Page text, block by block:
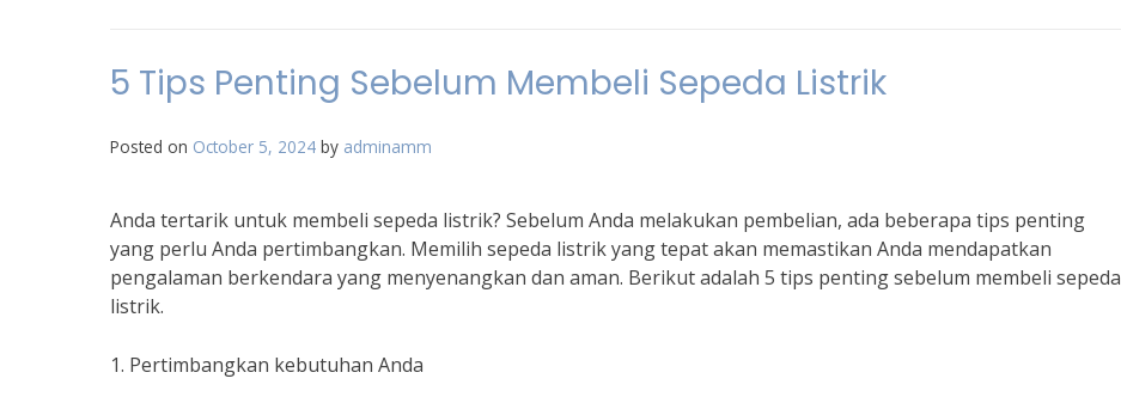
5 Tips Penting Sebelum Membeli Sepeda Listrik
Posted on October 5, 2024 by adminamm
Anda tertarik untuk membeli sepeda listrik? Sebelum Anda melakukan pembelian, ada beberapa tips penting
yang perlu Anda pertimbangkan. Memilih sepeda listrik yang tepat akan memastikan Anda mendapatkan
pengalaman berkendara yang menyenangkan dan aman. Berikut adalah 5 tips penting sebelum membeli sepeda
listrik.
1. Pertimbangkan kebutuhan Anda